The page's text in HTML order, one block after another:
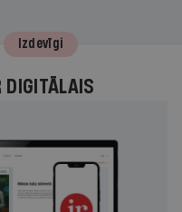
Izdevīgi
DIGITĀLAIS